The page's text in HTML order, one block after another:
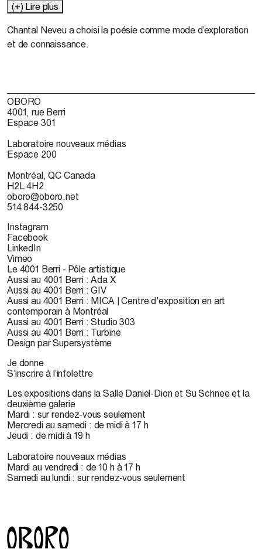
(+) Lire plus
Chantal Neveua choisi la poésie comme mode d’exploration
et de connaissance.
OBORO
4001, rue Berri
Espace 301
Laboratoire nouveaux médias
Espace 200
Montréal, QC Canada
H2L 4H2
oboro@oboro.net
514 844-3250
Instagram
Facebook
LinkedIn
Vimeo
Le 4001 Berri - Pôle artistique
Aussi au 4001 Berri : Ada X
Aussi au 4001 Berri : GIV
Aussi au 4001 Berri : MICA | Centre d'exposition en art
contemporain à Montréal
Aussi au 4001 Berri : Studio 303
Aussi au 4001 Berri : Turbine
Design par Supersystème
Je donne
S’inscrire à l’infolettre
Les expositions dans la Salle Daniel-Dion et Su Schnee et la
deuxième galerie
Mardi : sur rendez-vous seulement
Mercredi au samedi : de midi à 17 h
Jeudi : de midi à 19 h
Laboratoire nouveaux médias
Mardi au vendredi : de 10 h à 17 h
Samedi au lundi : sur rendez-vous seulement